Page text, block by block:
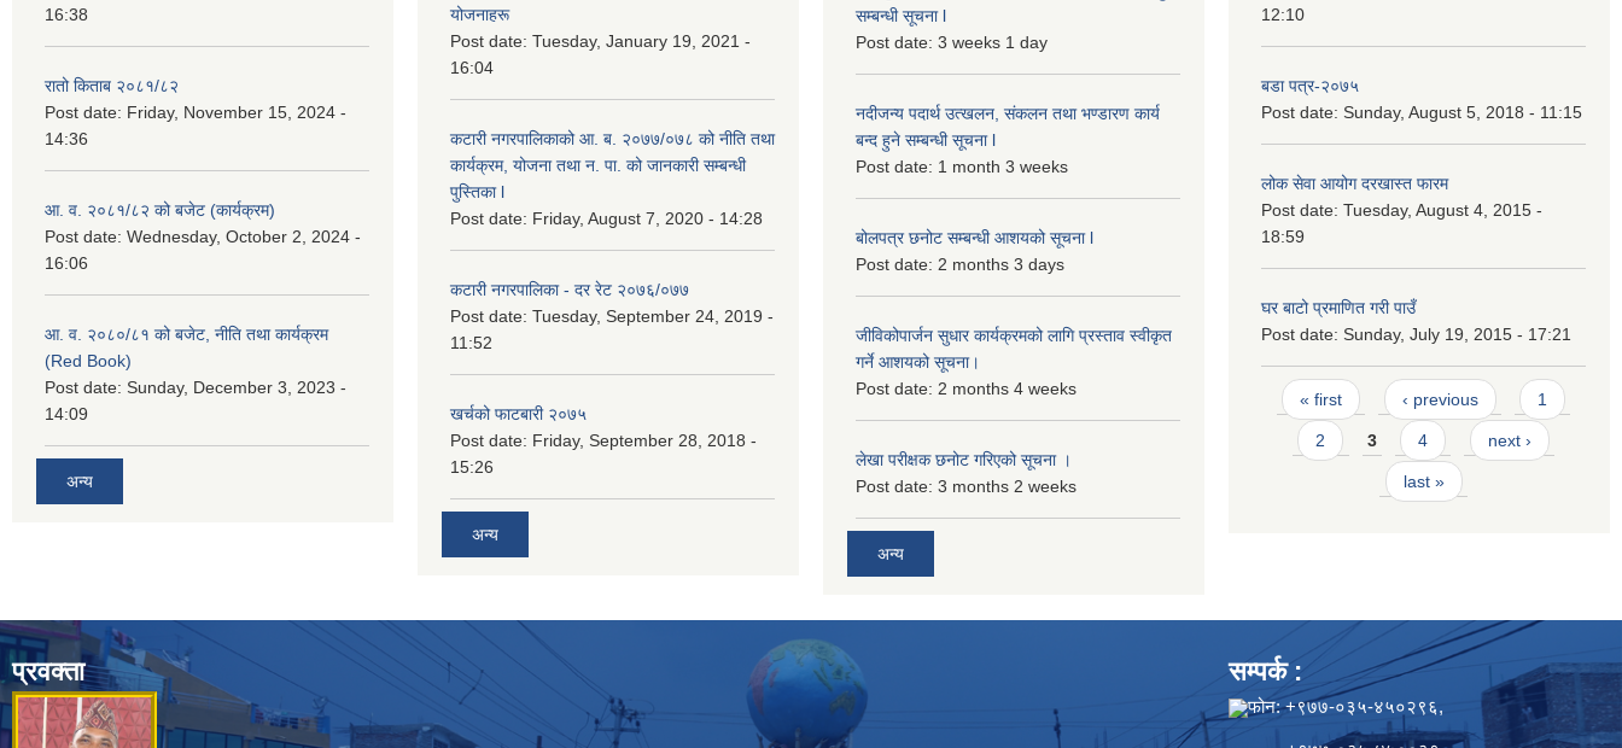
16:38
रातो किताब २०८१/८२
Post date: Friday, November 15, 2024 -
14:36
आ. व. २०८१/८२ को बजेट (कार्यक्रम)
Post date: Wednesday, October 2, 2024 -
16:06
आ. व. २०८०/८१ को बजेट, नीति तथा कार्यक्रम
(Red Book)
Post date: Sunday, December 3, 2023 -
14:09
अन्य
योजनाहरू
Post date: Tuesday, January 19, 2021 -
16:04
कटारी नगरपालिकाको आ. ब. २०७७/०७८ को नीति तथा
कार्यक्रम, योजना तथा न. पा. को जानकारी सम्बन्धी
पुस्तिका l
Post date: Friday, August 7, 2020 - 14:28
कटारी नगरपालिका - दर रेट २०७६/०७७
Post date: Tuesday, September 24, 2019 -
11:52
खर्चको फाटबारी २०७५
Post date: Friday, September 28, 2018 -
15:26
अन्य
सम्बन्धी सूचना l
Post date: 3 weeks 1 day
नदीजन्य पदार्थ उत्खलन, संकलन तथा भण्डारण कार्य
बन्द हुने सम्बन्धी सूचना l
Post date: 1 month 3 weeks
बोलपत्र छनोट सम्बन्धी आशयको सूचना l
Post date: 2 months 3 days
जीविकोपार्जन सुधार कार्यक्रमको लागि प्रस्ताव स्वीकृत
गर्ने आशयको सूचना।
Post date: 2 months 4 weeks
लेखा परीक्षक छनोट गरिएको सूचना ।
Post date: 3 months 2 weeks
अन्य
12:10
बडा पत्र-२०७५
Post date: Sunday, August 5, 2018 - 11:15
लोक सेवा आयोग दरखास्त फारम
Post date: Tuesday, August 4, 2015 -
18:59
घर बाटो प्रमाणित गरी पाउँ
Post date: Sunday, July 19, 2015 - 17:21
Pages
« first ‹ previous 1
2 3 4 next ›
last »
प्रवक्ता सम्पर्क :
फोन: +९७७-०३५-४५०२९६,